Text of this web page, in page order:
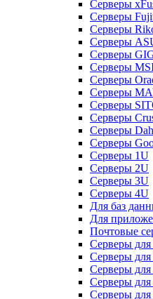
Серверы
Серверы
Серверы
Серверы
Серверы
Серверы
Серверы
Серверы
Серверы
Серверы
Серверы
Серверы
Серверы 1U
Серверы 2U
Серверы 3U
Серверы 4U
Для баз
Для
Почтовые
Серверы
Серверы
Серверы
Серверы для
Серверы для